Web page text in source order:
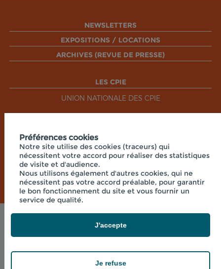
NEWSLETTERS
EXPOSITIONS / LOCATIONS
ARCHIVES (REVUE DE PRESSE)
LES CPIE
UNION NATIONALE DES CPIE
RÉSEAUX SOCIAUX
Mentions légales
© 2026 - CPIE PAYS DE BOURGOGNE - PRÉ OUCHE
powered by PR-Rooms
Préférences cookies
Notre site utilise des cookies (traceurs) qui
nécessitent votre accord pour réaliser des statistiques
de visite et d'audience.
Nous utilisons également d'autres cookies, qui ne
nécessitent pas votre accord préalable, pour garantir
le bon fonctionnement du site et vous fournir un
service de qualité.
Je refuse
J'accepte